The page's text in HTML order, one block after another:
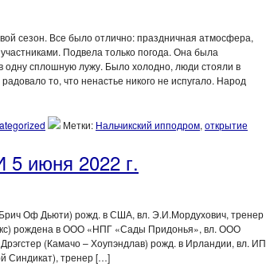
сезон. Все было отлично: праздничная атмосфера,
Подвела только погода. Она была
одну сплошную лужу. Было холодно, люди стояли в
то, что ненастье никого не испугало. Народ
Метки: Нальчикский ипподром, открытие
5 июня 2022 г.
Оф Дьюти) рожд. в США, вл. Э.И.Мордухович, тренер
рождена в ООО «НПГ «Сады Придонья», вл. ООО
(Камачо – Хоупэндлав) рожд. в Ирландии, вл. ИП
Синдикат), тренер […]